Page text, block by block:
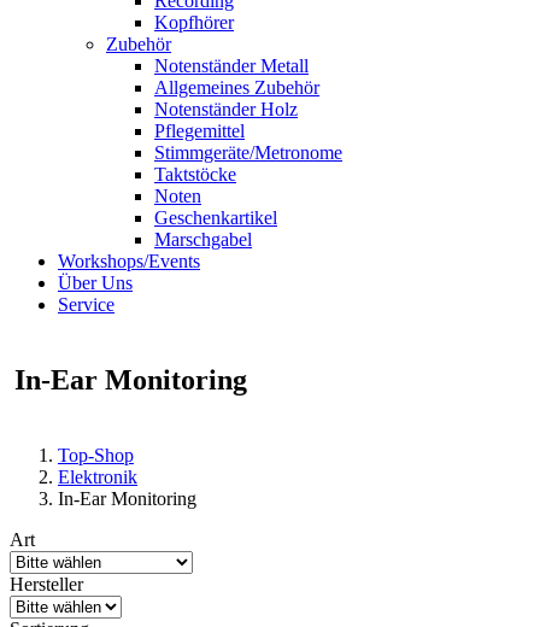
Kopfhörer
Zubehör
Notenständer Metall
Allgemeines Zubehör
Notenständer Holz
Pflegemittel
Stimmgeräte/Metronome
Taktstöcke
Noten
Geschenkartikel
Marschgabel
Workshops/Events
Über Uns
Service
In-Ear Monitoring
Top-Shop
Elektronik
In-Ear Monitoring
Art
Hersteller